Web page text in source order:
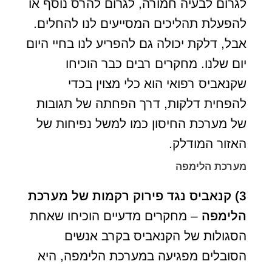
לגרום לבעיה חמורה, לגרום להרס נוסף או
להפעלת תהליכים המסייעים לנו להחלים.
אבל, דלקת יכולה גם להפריע לנו בחיי היום
יום שלנו. מחקרים רבים כבר הוכיחו
שקנאביס רפואי הוא כלי מצוין בכדי
להפחית דלקות, דרך הפחתה של תגובות
של מערכת החיסון כמו למשל נפיחות של
האזור המודלק.
מערכת הלימפה
3) קנאביס נגד פירוק רקמות של מערכת
הלימפה– מחקרים מדעיים הוכיחו שאחת
הסגולות של הקנאביס בקרב אנשים
הסובלים מפגיעה במערכת הלימפה, היא